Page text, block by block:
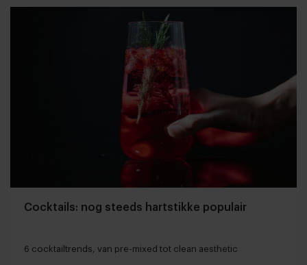
Cocktails: nog steeds hartstikke populair
6 cocktailtrends, van pre-mixed tot clean aesthetic